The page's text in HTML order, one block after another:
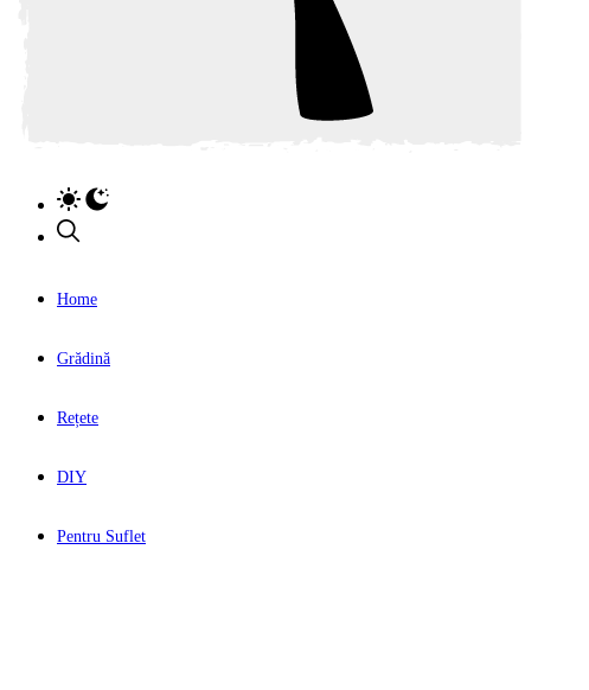
Home
Grădină
Rețete
DIY
Pentru Suflet